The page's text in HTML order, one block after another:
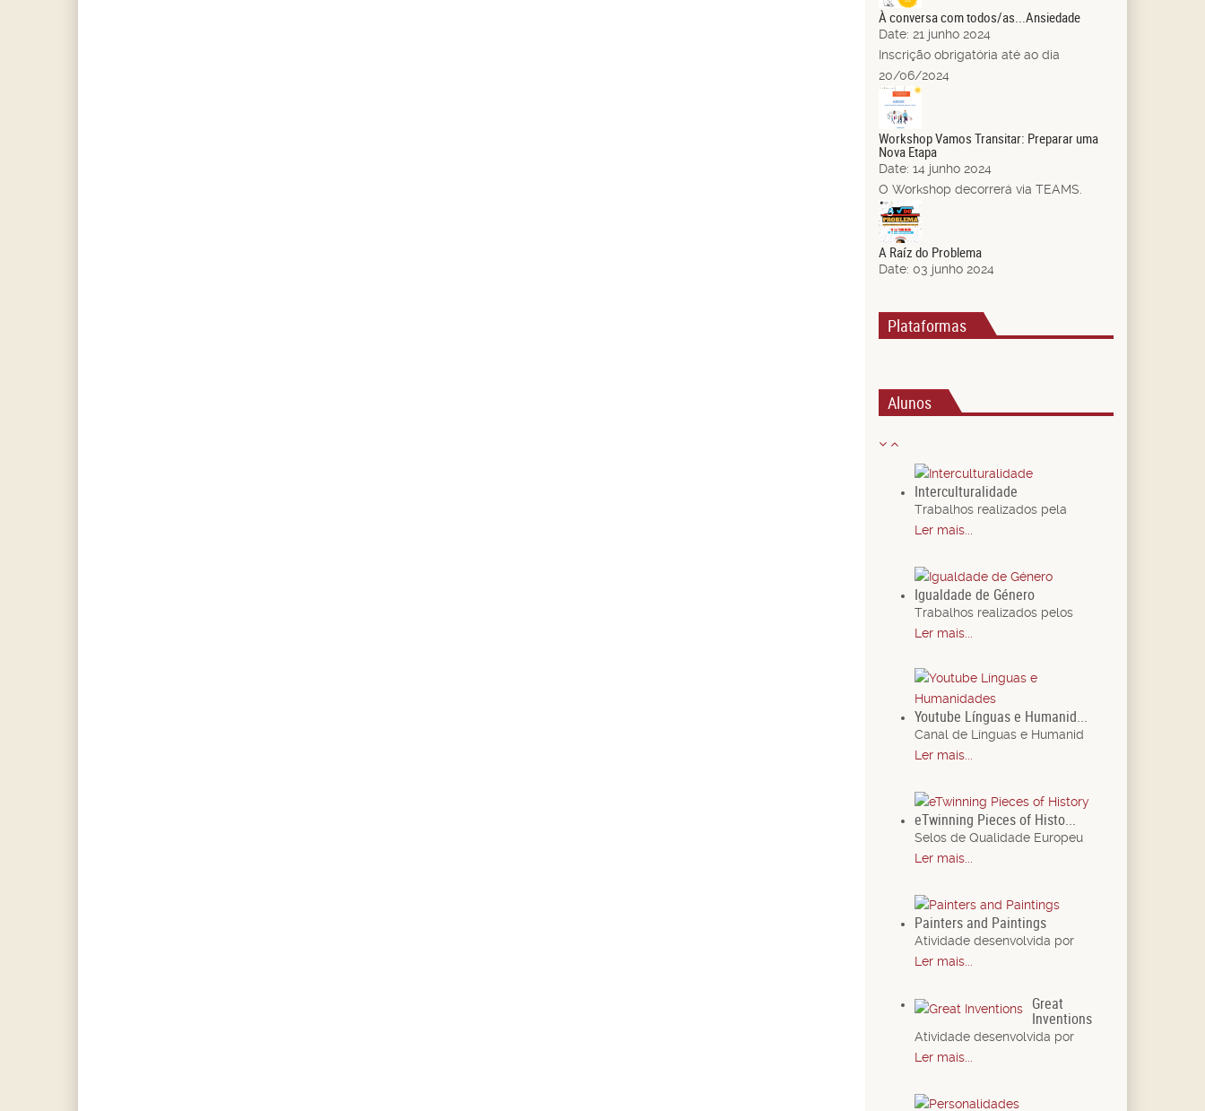
À conversa com todos/as...Ansiedade
Date: 21 junho 2024
Inscrição obrigatória até ao dia
20/06/2024
Jun.
Workshop Vamos Transitar: Preparar uma
Nova Etapa
Date: 14 junho 2024
O Workshop decorrerá via TEAMS.
03
Jun.
A Raíz do Problema
Date: 03 junho 2024
Plataformas
Alunos
Interculturalidade
Trabalhos realizados pela
Ler mais...
Igualdade de Género
Trabalhos realizados pelos
Ler mais...
Youtube Línguas e Humanid...
Canal de Línguas e Humanid
Ler mais...
eTwinning Pieces of Histo...
Selos de Qualidade Europeu
Ler mais...
Painters and Paintings
Atividade desenvolvida por
Ler mais...
Great
Inventions
Atividade desenvolvida por
Ler mais...